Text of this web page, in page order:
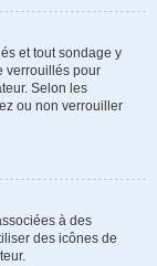
et tout sondage y
verrouillés pour
Selon les
ou non verrouiller
à des
des icônes de